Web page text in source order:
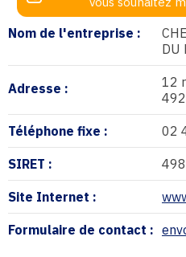
Nom de l'entreprise :
DU
Adresse :
12
Téléphone fixe : 02
SIRET :
Site Internet :
Formulaire de contact :